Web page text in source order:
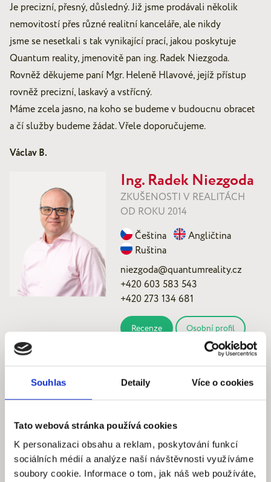
Souhlas Detaily Více o cookies
Tato webová stránka používá cookies
K personalizaci obsahu a reklam, poskytování funkcí
sociálních médií a analýze naší návštěvnosti využíváme
soubory cookie. Informace o tom, jak náš web používáte,
Je precizní, přesný, důsledný. Již jsme prodávali několik
nemovitostí přes různé realitní kanceláře, ale nikdy
jsme se nesetkali s tak vynikající prací, jakou poskytuje
Quantum reality, jmenovitě pan ing. Radek Niezgoda.
Rovněž děkujeme paní Mgr. Heleně Hlavové, jejíž přístup
rovněž precizní, laskavý a vstřícný.
Máme zcela jasno, na koho se budeme v budoucnu obracet
a čí služby budeme žádat. Vřele doporučujeme.
Václav B.
Ing. Radek Niezgoda
ZKUŠENOSTI V REALITÁCH
OD ROKU 2014
Čeština
Angličtina
Ruština
niezgoda@quantumreality.cz
+420 603 583 543
+420 273 134 681
Recenze Osobní profil
Chci prodat nebo pronajmout nemovitost
Kde nás najdete